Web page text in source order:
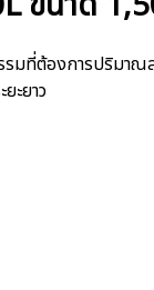
มที่ต้องการปริมาณ
ะยาว